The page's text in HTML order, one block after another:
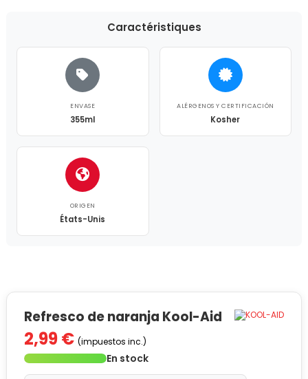
Caractéristiques
ENVASE
355ml
ALÉRGENOS Y CERTIFICACIÓN
Kosher
ORIGEN
États-Unis
Refresco de naranja Kool-Aid
2,99 € (impuestos inc.)
En stock